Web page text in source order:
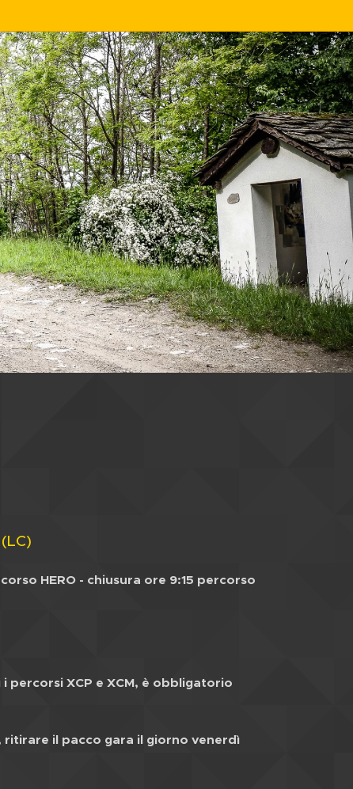
HERO - chiusura ore 9:15 percorso
XCP e XCM, è obbligatorio
ritirare il pacco gara il giorno venerdì